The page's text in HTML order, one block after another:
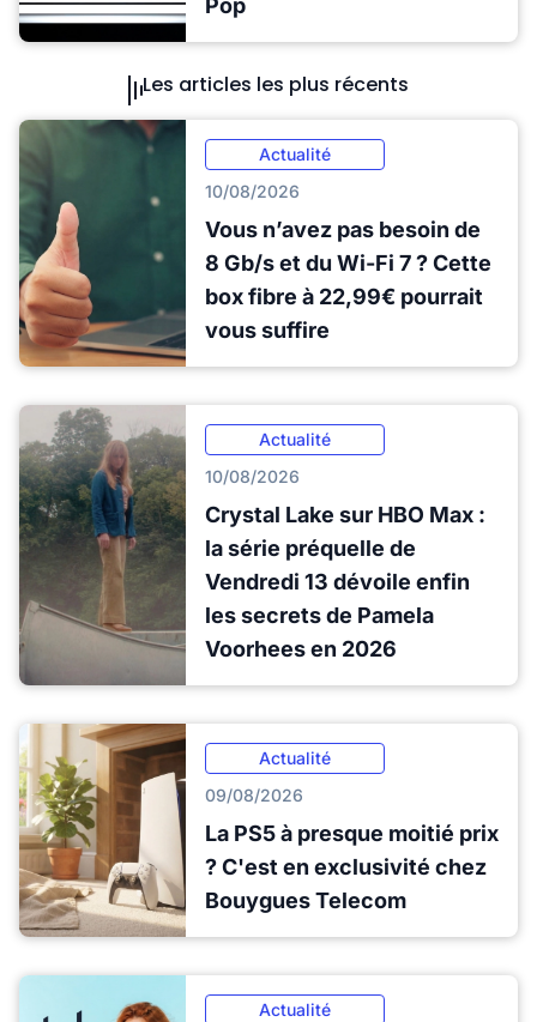
Pop
Les articles les plus récents
Actualité
10/08/2026
Vous n’avez pas besoin de
8 Gb/s et du Wi-Fi 7 ? Cette
box fibre à 22,99€ pourrait
vous suffire
Actualité
10/08/2026
Crystal Lake sur HBO Max :
la série préquelle de
Vendredi 13 dévoile enfin
les secrets de Pamela
Voorhees en 2026
Actualité
09/08/2026
La PS5 à presque moitié prix
? C'est en exclusivité chez
Bouygues Telecom
Actualité